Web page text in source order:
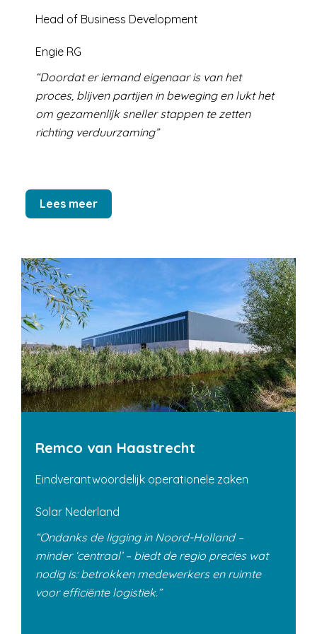
Head of Business Development
Engie RG
Doordat er iemand eigenaar is van het
proces, blijven partijen in beweging en lukt het
om gezamenlijk sneller stappen te zetten
richting verduurzaming
Lees meer
Remco van Haastrecht
Eindverantwoordelijk operationele zaken
Solar Nederland
Ondanks de ligging in Noord-Holland –
minder ‘centraal’ – biedt de regio precies wat
nodig is: betrokken medewerkers en ruimte
voor efficiënte logistiek.